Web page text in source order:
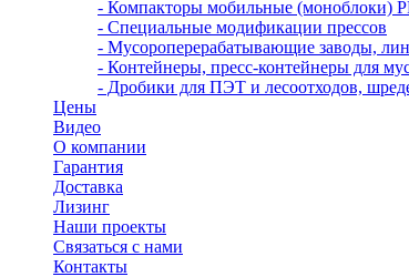
- Компакторы мобильные (моноблоки)
- Специальные модификации прессов
- Мусороперерабатывающие заводы,
- Контейнеры, пресс-контейнеры для
- Дробики для ПЭТ и лесоотходов,
Цены
Видео
О компании
Гарантия
Доставка
Лизинг
Наши проекты
Связаться с нами
Контакты